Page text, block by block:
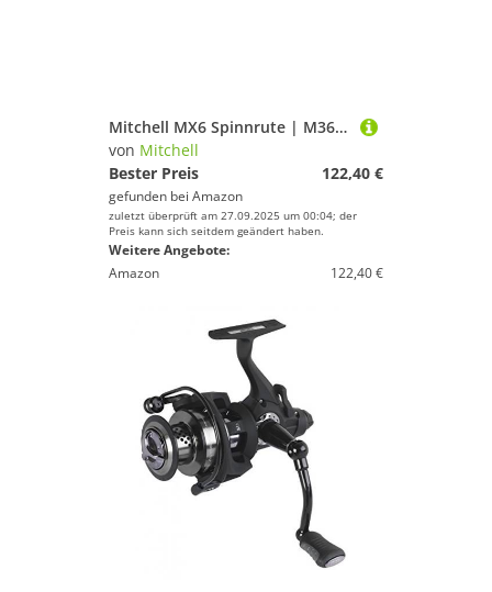
Mitchell MX6 Spinnrute | M36 Carbon Blank & Fuji Anti-Tangle-Ringe | Extra-schnelle Aktion | Eva-Griff | Süßwasser-Raubfischangeln auf Barsch, Zander & Hecht | 2,23 m, 5-21 g
von Mitchell
Bester Preis
122,40 €
gefunden bei Amazon
zuletzt überprüft am 27.09.2025 um 00:04; der
Preis kann sich seitdem geändert haben.
Weitere Angebote:
Amazon
122,40 €